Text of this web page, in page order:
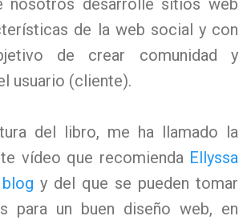
nosotros desarrolle sitios web
de la web social y con
de crear comunidad y
usuario (cliente).
del libro, me ha llamado la
vídeo que recomienda Ellyssa
blog y del que se pueden tomar
para un buen diseño web, en